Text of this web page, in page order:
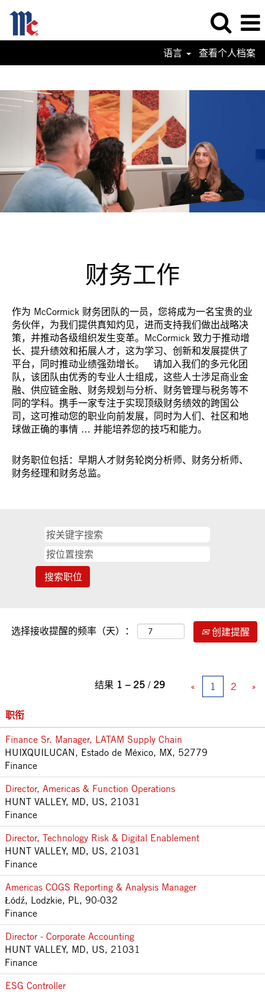
语言 查看个人档案
ZN
财务工作
作为 McCormick 财务团队的一员，您将成为一名宝贵的业
务伙伴，为我们提供真知灼见，进而支持我们做出战略决
策，并推动各级组织发生变革。McCormick 致力于推动增
长、提升绩效和拓展人才，这为学习、创新和发展提供了
平台，同时推动业绩强劲增长。 请加入我们的多元化团
队，该团队由优秀的专业人士组成，这些人士涉足商业金
融、供应链金融、财务规划与分析、财务管理与税务等不
同的学科。携手一家专注于实现顶级财务绩效的跨国公
司，这可推动您的职业向前发展，同时为人们、社区和地
球做正确的事情 … 并能培养您的技巧和能力。
财务职位包括：早期人才财务轮岗分析师、财务分析师、
财务经理和财务总监。
选择接收提醒的频率（天）： 创建提醒
结果 1 – 25 / 29 « 1 2 »
职衔
Finance Sr. Manager, LATAM Supply Chain
HUIXQUILUCAN, Estado de México, MX, 52779
Finance
Director, Americas & Function Operations
HUNT VALLEY, MD, US, 21031
Finance
Director, Technology Risk & Digital Enablement
HUNT VALLEY, MD, US, 21031
Finance
Americas COGS Reporting & Analysis Manager
Łódź, Lodzkie, PL, 90-032
Finance
Director - Corporate Accounting
HUNT VALLEY, MD, US, 21031
Finance
ESG Controller